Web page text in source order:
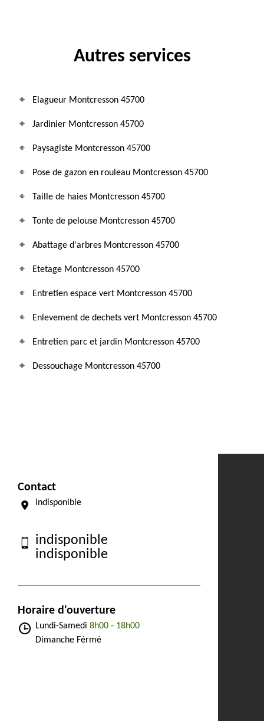
Autres services
Elagueur Montcresson 45700
Jardinier Montcresson 45700
Paysagiste Montcresson 45700
Pose de gazon en rouleau Montcresson 45700
Taille de haies Montcresson 45700
Tonte de pelouse Montcresson 45700
Abattage d'arbres Montcresson 45700
Etetage Montcresson 45700
Entretien espace vert Montcresson 45700
Enlevement de dechets vert Montcresson 45700
Entretien parc et jardin Montcresson 45700
Dessouchage Montcresson 45700
Contact
indisponible
indisponible
indisponible
Horaire d'ouverture
Lundi-Samedi 8h00 - 18h00
Dimanche Férmé